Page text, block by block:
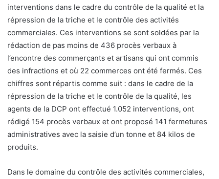
interventions dans le cadre du contrôle de la qualité et la
répression de la triche et le contrôle des activités
commerciales. Ces interventions se sont soldées par la
rédaction de pas moins de 436 procès verbaux à
l’encontre des commerçants et artisans qui ont commis
des infractions et où 22 commerces ont été fermés. Ces
chiffres sont répartis comme suit : dans le cadre de la
répression de la triche et le contrôle de la qualité, les
agents de la DCP ont effectué 1.052 interventions, ont
rédigé 154 procès verbaux et ont proposé 141 fermetures
administratives avec la saisie d’un tonne et 84 kilos de
produits.
Dans le domaine du contrôle des activités commerciales,